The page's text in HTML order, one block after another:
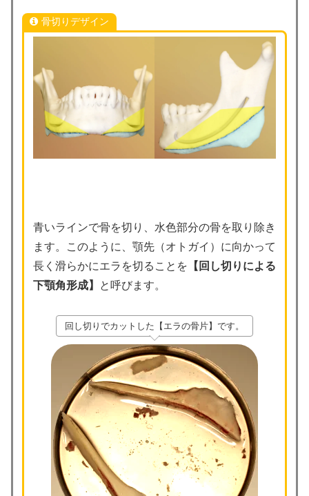
骨切りデザイン
青いラインで骨を切り、水色部分の骨を取り除き
ます。このように、顎先（オトガイ）に向かって
長く滑らかにエラを切ることを 【回し切りによる
下顎角形成】
と呼びます。
回し切りでカットした【エラの骨片】です。